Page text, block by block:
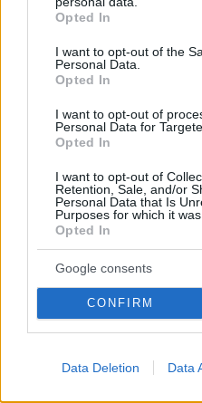
grant or deny consent to
use your data for below
consent section.
Opted In
I want to opt-out of the
Personal Data.
Opted In
I want to opt-out of
Personal Data for
Opted In
I want to opt-out of
Retention, Sale, and/or
Personal Data that Is
Purposes for which it was
Opted In
Google consents
CONFIRM
Data Deletion Data
χάνονται. Ούτε οι
Σε ό,τι αφορά την
λύσεις κλειδώματος,
βιομετρικά στοιχεία
αποτύπωμα). Μπορούμε
να προφυλάξουμε τις
Αλλωστε, τα κινητά μας
έξυπνα στο θέμα της
Πλέον υπάρχει η
κλειδώματος εάν η
απομακρύνεται
κάποιος την πήρε και